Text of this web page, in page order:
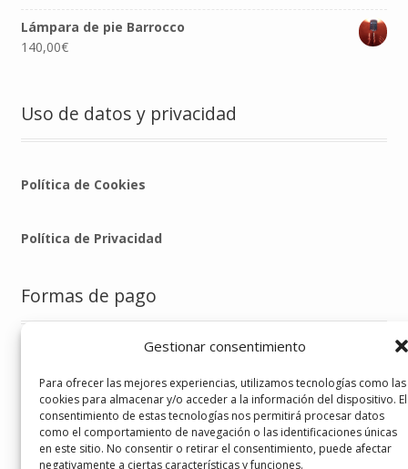
Gestionar consentimiento
Para ofrecer las mejores experiencias, utilizamos tecnologías como las
cookies para almacenar y/o acceder a la información del dispositivo. El
consentimiento de estas tecnologías nos permitirá procesar datos
como el comportamiento de navegación o las identificaciones únicas
en este sitio. No consentir o retirar el consentimiento, puede afectar
negativamente a ciertas características y funciones.
Lámpara de pie Barrocco
140,00€
Uso de datos y privacidad
Política de Cookies
Política de Privacidad
Formas de pago
Sígueme en